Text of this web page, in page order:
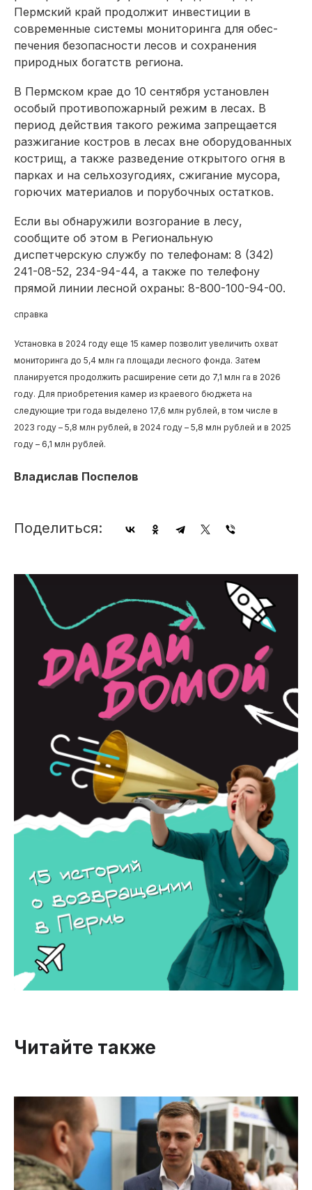
Пермский край продолжит инвестиции в
современные системы мониторинга для обес­
печения безопасности лесов и сохранения
природных богатств региона.
В Пермском крае до 10 сентября установлен
особый противопожарный режим в лесах. В
период действия такого режима запрещается
разжигание костров в лесах вне оборудованных
кострищ, а также разведение открытого огня в
парках и на сельхозугодиях, сжигание мусора,
горючих материалов и порубочных остатков.
Если вы обнаружили возгорание в лесу,
сообщите об этом в Региональную
диспетчерскую службу по телефонам: 8 (342)
241-08-52, 234-94-44, а также по телефону
прямой линии лесной охраны: 8-800-100-94-00.
справка
Установка в 2024 году еще 15 камер позволит увеличить охват
мониторинга до 5,4 млн га площади лесного фонда. Затем
планируется продолжить расширение сети до 7,1 млн га в 2026
году. Для приобретения камер из краевого бюджета на
следующие три года выделено 17,6 млн рублей, в том числе в
2023 году – 5,8 млн рублей, в 2024 году – 5,8 млн руб­лей и в 2025
году – 6,1 млн рублей.
Владислав Поспелов
Поделиться:
Читайте также